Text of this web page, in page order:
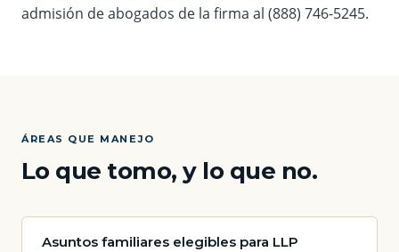
admisión de abogados de la firma al (888) 746-5245.
ÁREAS QUE MANEJO
Lo que tomo, y lo que no.
Asuntos familiares elegibles para LLP